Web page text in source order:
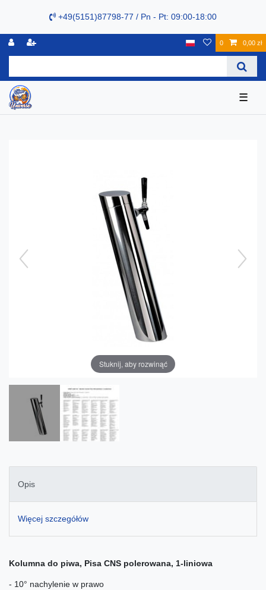
+49(5151)87798-77 / Pn - Pt: 09:00-18:00
0 0,00 zł
☰
Stuknij, aby rozwinąć
Opis
Więcej szczegółów
Kolumna do piwa, Pisa CNS polerowana, 1-liniowa
- 10° nachylenie w prawo